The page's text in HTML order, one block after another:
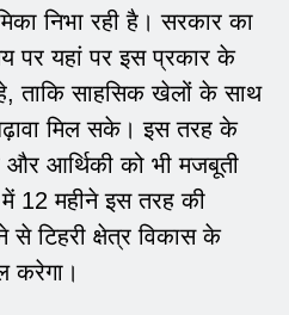
निभा रही है। सरकार का
पर यहां पर इस प्रकार के
ताकि साहसिक खेलों के साथ
बढ़ावा मिल सके। इस तरह के
और आर्थिकी को भी मजबूती
12 महीने इस तरह की
से टिहरी क्षेत्र विकास के
करेगा।